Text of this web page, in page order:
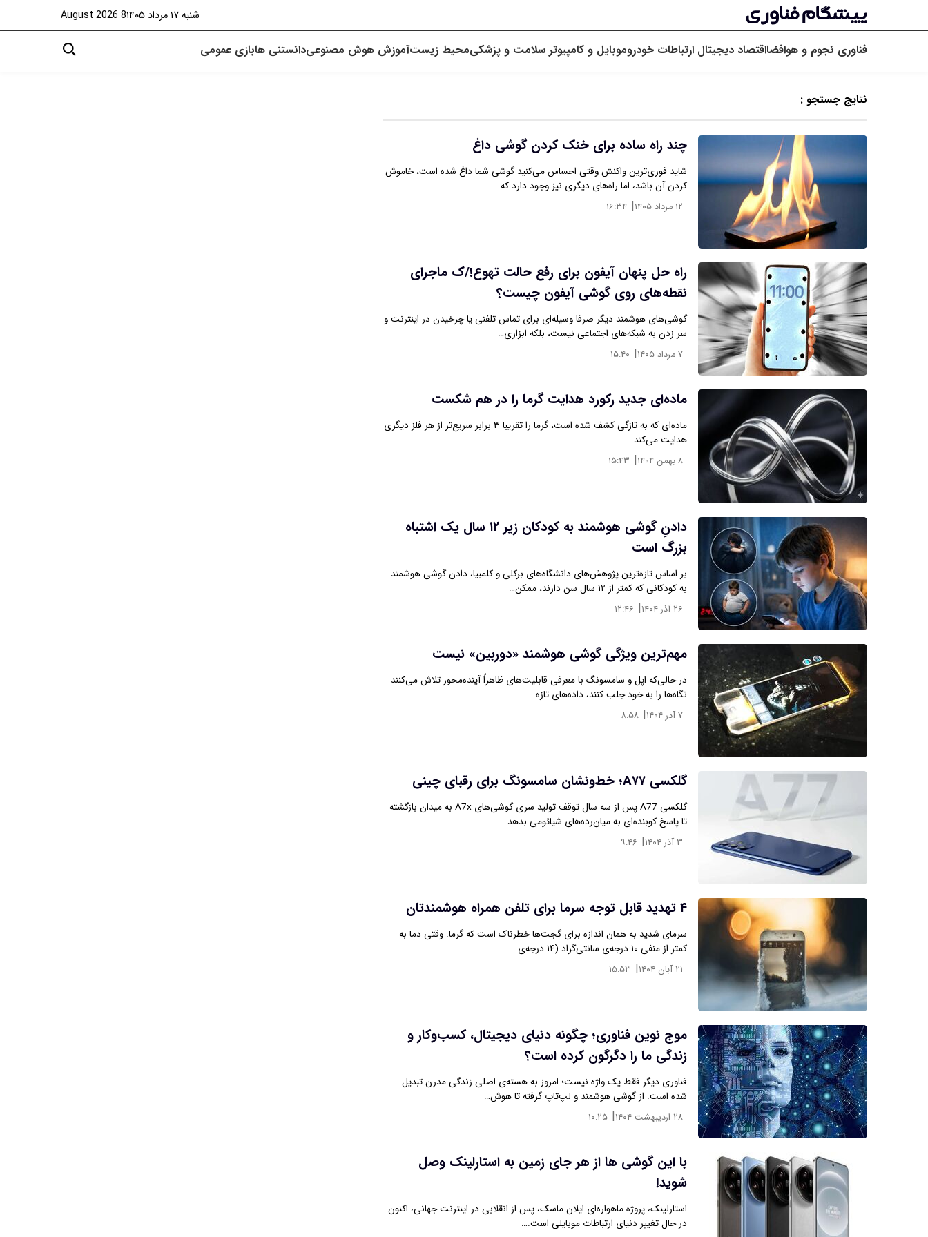
شنبه ۱۷ مرداد ۱۴۰۵ 8 August 2026
فناوری نجوم و هوافضااقتصاد دیجیتال ارتباطات خودروموبایل و کامپیوتر سلامت و پزشکیمحیط زیستآموزش هوش مصنوعیدانستنی هابازی عمومی
نتایج جستجو :
چند راه‌ ساده برای خنک کردن گوشی داغ
شاید فوری‌ترین واکنش وقتی احساس می‌کنید گوشی شما داغ شده است، خاموش
کردن آن باشد، اما راه‌های دیگری نیز وجود دارد که…
۱۲ مرداد ۱۴۰۵ | ۱۶:۳۴
راه حل پنهان آیفون برای رفع حالت تهوع!/ک ماجرای
نقطه‌های روی گوشی آیفون چیست؟
گوشی‌های هوشمند دیگر صرفا وسیله‌ای برای تماس تلفنی یا چرخیدن در اینترنت و
سر زدن به شبکه‌های اجتماعی نیست، بلکه ابزاری…
۷ مرداد ۱۴۰۵ | ۱۵:۴۰
ماده‌ای جدید رکورد هدایت گرما را در هم شکست
ماده‌ای که به تازگی کشف شده است، گرما را تقریبا ۳ برابر سریع‌تر از هر فلز دیگری
هدایت می‌کند.
۸ بهمن ۱۴۰۴ | ۱۵:۴۳
دادنِ گوشی هوشمند به کودکان زیر ۱۲ سال یک اشتباه
بزرگ است
بر اساس تازه‌ترین پژوهش‌های دانشگاه‌های برکلی و کلمبیا، دادن گوشی هوشمند
به کودکانی که کمتر از ۱۲ سال سن دارند، ممکن…
۲۶ آذر ۱۴۰۴ | ۱۲:۴۶
مهم‌ترین ویژگی گوشی هوشمند «دوربین» نیست
در حالی‌که اپل و سامسونگ با معرفی قابلیت‌های ظاهراً آینده‌محور تلاش می‌کنند
نگاه‌ها را به خود جلب کنند، داده‌های تازه…
۷ آذر ۱۴۰۴ | ۸:۵۸
گلکسی A۷۷؛ خط‌ونشان سامسونگ برای رقبای چینی‌
گلکسی A77 پس از سه سال توقف تولید سری گوشی‌های A7x به میدان بازگشته
تا پاسخ کوبنده‌ای به میان‌رده‌های شیائومی بدهد.
۳ آذر ۱۴۰۴ | ۹:۴۶
۴ تهدید قابل توجه سرما برای تلفن‌ همراه هوشمندتان
سرمای شدید به همان اندازه برای گجت‌ها خطرناک است که گرما. وقتی دما به
کمتر از منفی ۱۰ درجه‌ی سانتی‌گراد (۱۴ درجه‌ی…
۲۱ آبان ۱۴۰۴ | ۱۵:۵۳
موج نوین فناوری؛ چگونه دنیای دیجیتال، کسب‌وکار و
زندگی ما را دگرگون کرده است؟
فناوری دیگر فقط یک واژه نیست؛ امروز به هسته‌ی اصلی زندگی مدرن تبدیل
شده است. از گوشی هوشمند و لپ‌تاپ گرفته تا هوش…
۲۸ اردیبهشت ۱۴۰۴ | ۱۰:۲۵
با این گوشی‌ ها از هر جای زمین به استارلینک وصل
شوید!
استارلینک، پروژه ماهواره‌ای ایلان ماسک، پس از انقلابی در اینترنت جهانی، اکنون
در حال تغییر دنیای ارتباطات موبایلی است.…